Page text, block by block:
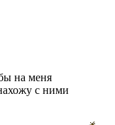
на меня
с ними